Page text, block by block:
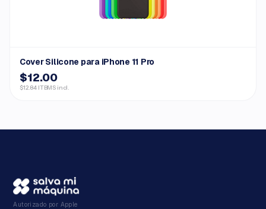
Cover Silicone para iPhone 11 Pro
$12.00
$12.84 ITBMS incl.
Autorizado por Apple